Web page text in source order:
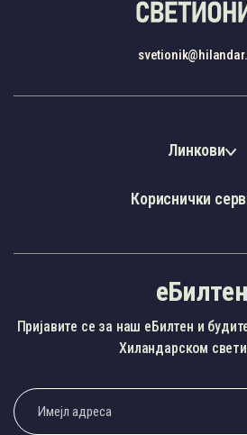
Линкови
Кориснички
еБилтен
Пријавите се за наш еБилтен и
Хиландарском